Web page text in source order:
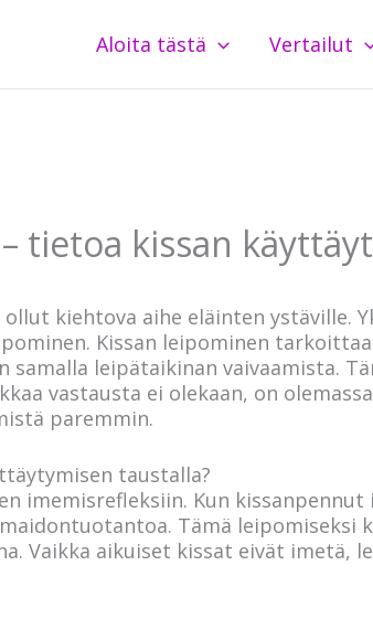
Aloita tästä Vertailut
tietoa kissan
kiehtova aihe eläinten ystäville.
Kissan leipominen
leipätaikinan vaivaamista.
vastausta ei olekaan, on
paremmin.
taustalla?
imemisrefleksiin. Kun
Tämä
Vaikka aikuiset kissat eivät